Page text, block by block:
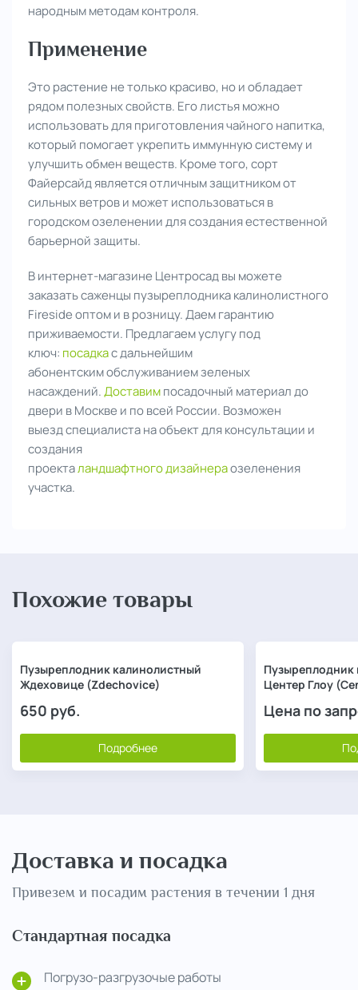
народным методам контроля.
Применение
Это растение не только красиво, но и обладает
рядом полезных свойств. Его листья можно
использовать для приготовления чайного напитка,
который помогает укрепить иммунную систему и
улучшить обмен веществ. Кроме того, сорт
Файерсайд является отличным защитником от
сильных ветров и может использоваться в
городском озеленении для создания естественной
барьерной защиты.
В интернет-магазине Центросад вы можете
заказать саженцы пузыреплодника калинолистного
Fireside оптом и в розницу. Даем гарантию
приживаемости. Предлагаем услугу под
ключ: посадкас дальнейшим
абонентским обслуживанием зеленых
насаждений.Доставимпосадочный материал до
двери в Москве и по всей России. Возможен
выездспециалиста на объект для консультации и
создания
проекталандшафтного дизайнераозеленения
участка.
Похожие товары
Пузыреплодник калинолистный
Ждеховице (Zdechovice)
650 руб.
Подробнее
Пузыреплодник
Центер Глоу
Цена по
Доставка и посадка
Привезем и посадим растения в течении 1 дня
Стандартная посадка
Погрузо-разгрузочые работы